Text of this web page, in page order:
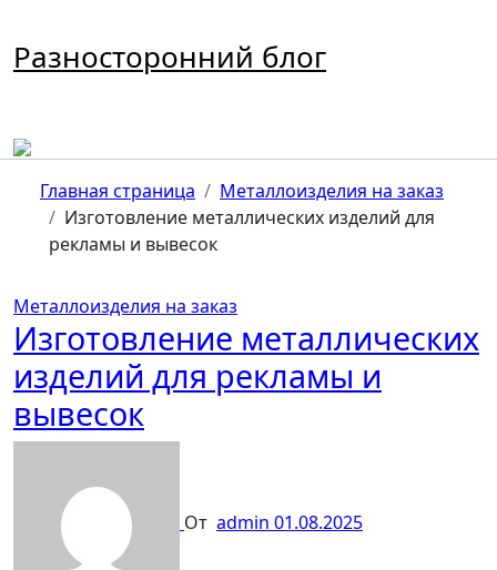
содержимому
Разносторонний блог
Главная страница
Металлоизделия на заказ
Изготовление металлических изделий для
рекламы и вывесок
Металлоизделия на заказ
Изготовление металлических
изделий для рекламы и
вывесок
От admin 01.08.2025